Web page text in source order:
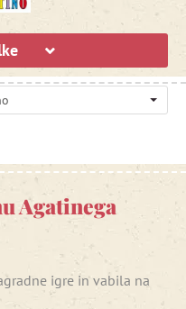
Agatinega
igre in vabila na